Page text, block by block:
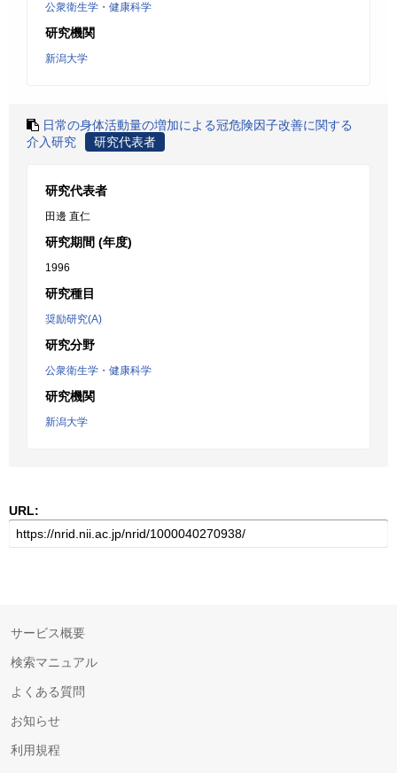
公衆衛生学・健康科学
研究機関
新潟大学
日常の身体活動量の増加による冠危険因子改善に関する
介入研究
研究代表者
研究代表者
田邊 直仁
研究期間 (年度)
1996
研究種目
奨励研究(A)
研究分野
公衆衛生学・健康科学
研究機関
新潟大学
URL:
サービス概要
検索マニュアル
よくある質問
お知らせ
利用規程